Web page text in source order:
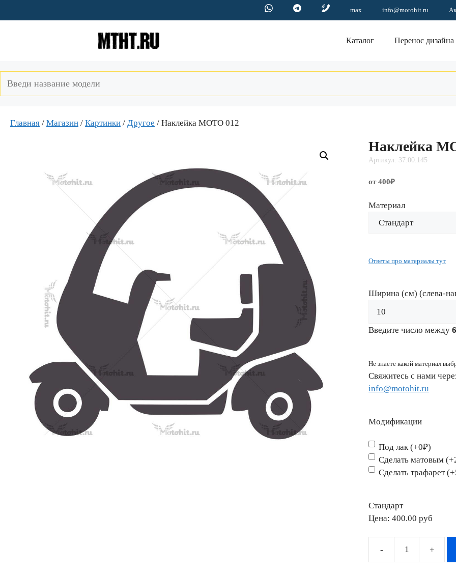
к
max info@motohit.ru
Каталог Перенос дизайна
Главная / Магазин / Картинки / Другое / Наклейка MOTO 012
Наклейка
Артикул: 37.00.145
от 400₽
Материал
Ответы про материалы тут
Ширина (см) (слева-
Введите число между6
Не знаете какой материал
Свяжитесь с нами
info@motohit.ru
Модификации
Под лак (+0₽)
Сделать матовым
Сделать трафарет
Стандарт
Цена: 400.00 pyб
Количество